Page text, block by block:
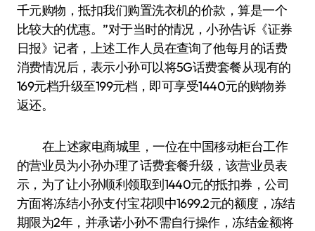
千元购物，抵扣我们购置洗衣机的价款，算是一个
比较大的优惠。”对于当时的情况，小孙告诉《证券
日报》记者，上述工作人员在查询了他每月的话费
消费情况后，表示小孙可以将5G话费套餐从现有的
169元档升级至199元档，即可享受1440元的购物券
返还。
在上述家电商城里，一位在中国移动柜台工作
的营业员为小孙办理了话费套餐升级，该营业员表
示，为了让小孙顺利领取到1440元的抵扣券，公司
方面将冻结小孙支付宝花呗中1699.2元的额度，冻结
期限为2年，并承诺小孙不需自行操作，冻结金额将